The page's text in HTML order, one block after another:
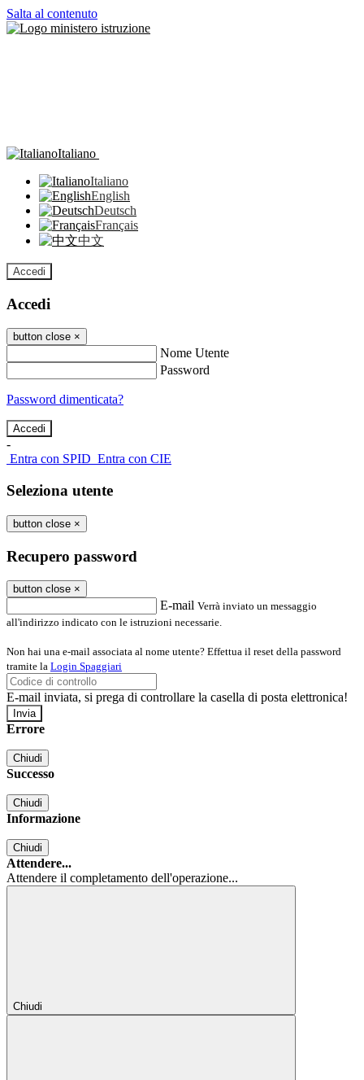
Salta al contenuto
Italiano
Italiano
English
Deutsch
Français
中文
Accedi
Accedi
button close ×
Nome Utente
Password
Password dimenticata?
-
Entra con SPID Entra con CIE
Seleziona utente
button close ×
Recupero password
button close ×
E-mail Verrà inviato un messaggio
all'indirizzo indicato con le istruzioni necessarie.
Non hai una e-mail associata al nome utente? Effettua il reset della password
tramite la Login Spaggiari
E-mail inviata, si prega di controllare la casella di posta elettronica!
Errore
Chiudi
Successo
Chiudi
Informazione
Chiudi
Attendere...
Attendere il completamento dell'operazione...
Chiudi